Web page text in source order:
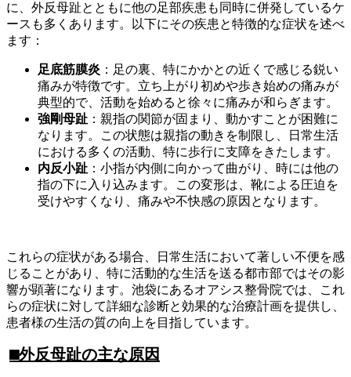
に、外反母趾とともに他の足部疾患も同時に併発しているケ
ースも多くあります。以下にその疾患と特徴的な症状を述べ
ます：
足底筋膜炎 ：足の裏、特にかかとの近くで感じる鋭い
痛みが特徴です。立ち上がり初めや歩き始めの痛みが
典型的で、活動を始めると徐々に痛みが和らぎます。
強剛母趾 ：親指の関節が固まり、動かすことが困難に
なります。この状態は親指の動きを制限し、日常生活
における多くの活動、特に歩行に支障をきたします。
内反小趾 ：小指が内側に向かって曲がり、時には他の
指の下に入り込みます。この変形は、靴による圧迫を
受けやすくなり、痛みや不快感の原因となります。
これらの症状がある場合、日常生活において著しい不便を感
じることがあり、特に活動的な生活を送る都市部ではその影
響が顕著になります。池袋にあるオアシス整骨院では、これ
らの症状に対して詳細な診断と効果的な治療計画を提供し、
患者様の生活の質の向上を目指しています。
⬛︎外反母趾の主な原因